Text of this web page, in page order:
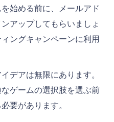
始める前に、メールアド
アップしてもらいましょ
ングキャンペーンに利用
デアは無限にあります。
ゲームの選択肢を選ぶ前
要があります。